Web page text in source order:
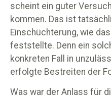
scheint ein guter
kommen. Das ist
Einschüchterung, wie
feststellte. Denn ein
konkreten Fall in
erfolgte Bestreiten der
Was war der Anlass für